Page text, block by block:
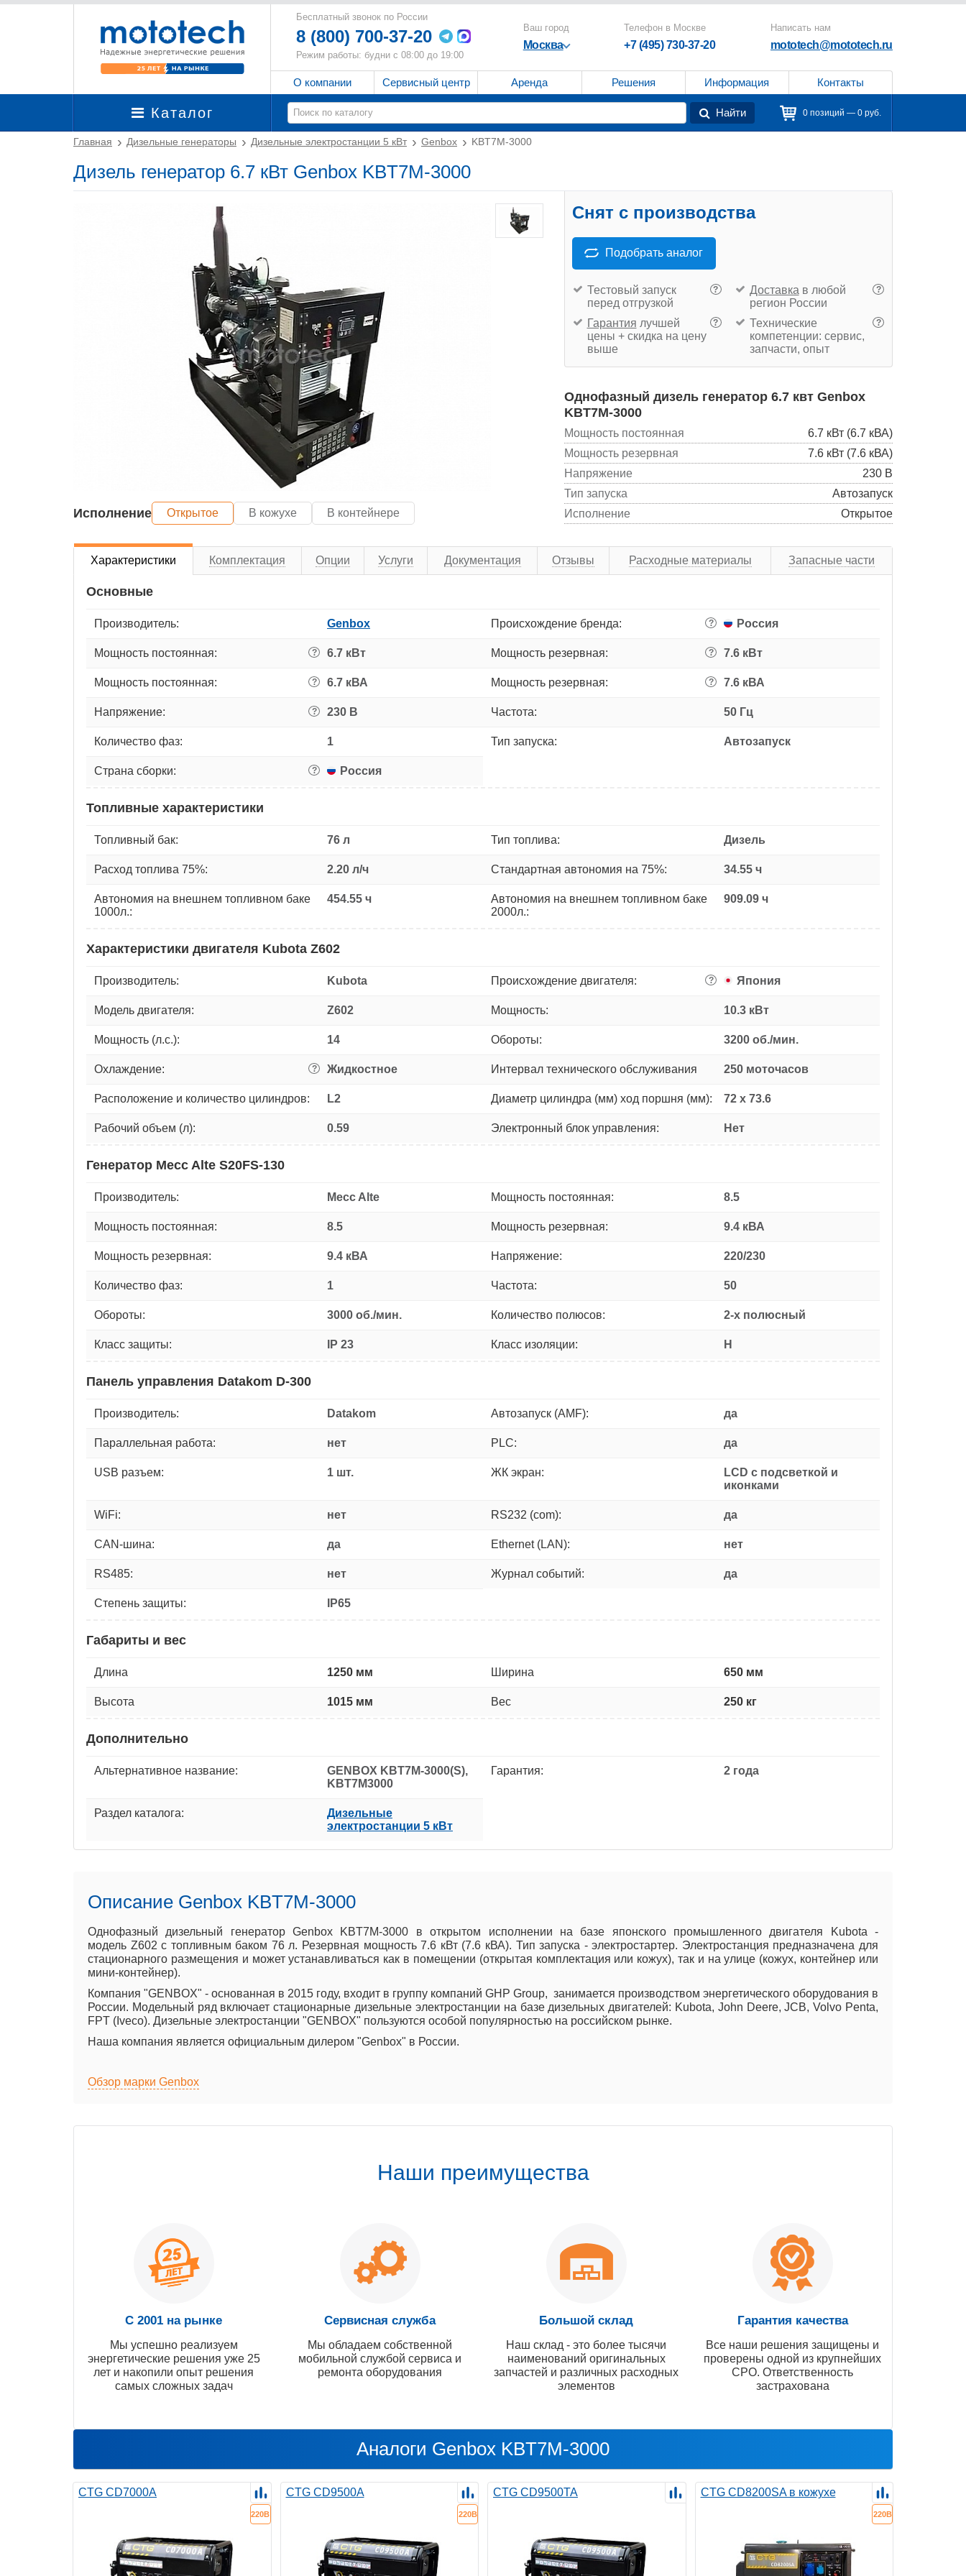
Бесплатный звонок по России
8 (800) 700-37-20
Режим работы: будни с 08:00 до 19:00
Ваш город
Москва
Телефон в Москве
+7 (495) 730-37-20
Написать нам
mototech@mototech.ru
О компании Сервисный центр Аренда Решения Информация Контакты
Каталог Найти 0 позиций — 0 руб.
Главная Дизельные генераторы Дизельные электростанции 5 кВт Genbox KBT7M-3000
Дизель генератор 6.7 кВт Genbox KBT7M-3000
Исполнение Открытое В кожухе В контейнере
Снят с производства
Подобрать аналог
?
Тестовый запуск
перед отгрузкой
?
Доставка в любой
регион России
?
Гарантия лучшей
цены + скидка на цену
выше
?
Технические
компетенции: сервис,
запчасти, опыт
Однофазный дизель генератор 6.7 квт Genbox
KBT7M-3000
Мощность постоянная
6.7 кВт (6.7 кВА)
Мощность резервная
7.6 кВт (7.6 кВА)
Напряжение
230 В
Тип запуска
Автозапуск
Исполнение
Открытое
Характеристики Комплектация Опции Услуги Документация Отзывы Расходные материалы Запасные части
Основные
Производитель: Genbox Происхождение бренда: ? Россия
Мощность постоянная: ? 6.7 кВт Мощность резервная: ? 7.6 кВт
Мощность постоянная: ? 6.7 кВА Мощность резервная: ? 7.6 кВА
Напряжение: ? 230 В Частота: 50 Гц
Количество фаз: 1 Тип запуска: Автозапуск
Страна сборки: ? Россия
Топливные характеристики
Топливный бак: 76 л Тип топлива: Дизель
Расход топлива 75%: 2.20 л/ч Стандартная автономия на 75%: 34.55 ч
Автономия на внешнем топливном баке
1000л.:
454.55 ч
Автономия на внешнем топливном баке
2000л.:
909.09 ч
Характеристики двигателя Kubota Z602
Производитель: Kubota Происхождение двигателя: ? Япония
Модель двигателя: Z602 Мощность: 10.3 кВт
Мощность (л.с.): 14 Обороты: 3200 об./мин.
Охлаждение: ? Жидкостное Интервал технического обслуживания 250 моточасов
Расположение и количество цилиндров: L2 Диаметр цилиндра (мм) ход поршня (мм): 72 х 73.6
Рабочий объем (л): 0.59 Электронный блок управления: Нет
Генератор Mecc Alte S20FS-130
Производитель: Mecc Alte Мощность постоянная: 8.5
Мощность постоянная: 8.5 Мощность резервная: 9.4 кВА
Мощность резервная: 9.4 кВА Напряжение: 220/230
Количество фаз: 1 Частота: 50
Обороты: 3000 об./мин. Количество полюсов: 2-х полюсный
Класс защиты: IP 23 Класс изоляции: H
Панель управления Datakom D-300
Производитель: Datakom Автозапуск (AMF): да
Параллельная работа: нет PLC: да
USB разъем: 1 шт. ЖК экран:
LCD с подсветкой и
иконками
WiFi: нет RS232 (com): да
CAN-шина: да Ethernet (LAN): нет
RS485: нет Журнал событий: да
Степень защиты: IP65
Габариты и вес
Длина 1250 мм Ширина 650 мм
Высота 1015 мм Вес 250 кг
Дополнительно
Альтернативное название:
GENBOX KBT7M-3000(S),
KBT7M3000
Гарантия: 2 года
Раздел каталога:
Дизельные
электростанции 5 кВт
Описание Genbox KBT7M-3000
Однофазный дизельный генератор Genbox KBT7M-3000 в открытом исполнении на базе японского промышленного двигателя Kubota -
модель Z602 с топливным баком 76 л. Резервная мощность 7.6 кВт (7.6 кВА). Тип запуска - электростартер. Электростанция предназначена для
стационарного размещения и может устанавливаться как в помещении (открытая комплектация или кожух), так и на улице (кожух, контейнер или
мини-контейнер).
Компания "GENBOX" - основанная в 2015 году, входит в группу компаний GHP Group, занимается производством энергетического оборудования в
России. Модельный ряд включает стационарные дизельные электростанции на базе дизельных двигателей: Kubota, John Deere, JCB, Volvo Penta,
FPT (Iveco). Дизельные электростанции "GENBOX" пользуются особой популярностью на российском рынке.
Наша компания является официальным дилером "Genbox" в России.
Обзор марки Genbox
Наши преимущества
С 2001 на рынке
Мы успешно реализуем
энергетические решения уже 25
лет и накопили опыт решения
самых сложных задач
Сервисная служба
Мы обладаем собственной
мобильной службой сервиса и
ремонта оборудования
Большой склад
Наш склад - это более тысячи
наименований оригинальных
запчастей и различных расходных
элементов
Гарантия качества
Все наши решения защищены и
проверены одной из крупнейших
СРО. Ответственность
застрахована
Аналоги Genbox KBT7M-3000
CTG CD7000A
220В
CTG CD9500A
220В
CTG CD9500TA CTG CD8200SA в кожухе
220В